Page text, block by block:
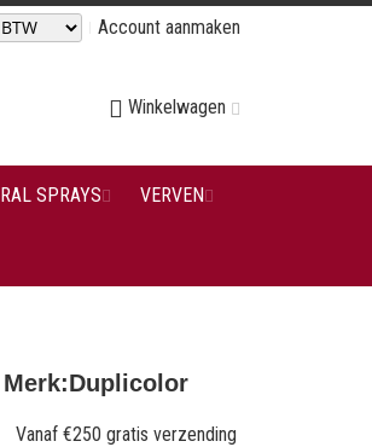
Account aanmaken
Winkelwagen
RAL SPRAYS VERVEN
Merk:Duplicolor
Vanaf €250 gratis verzending